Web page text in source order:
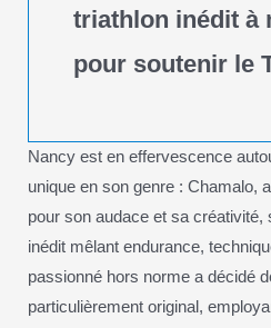
triathlon inédit à
pour soutenir le
Nancy est en effervescence
unique en son genre : Chamalo,
pour son audace et sa créativité,
inédit mêlant endurance,
passionné hors norme a décidé
particulièrement original,